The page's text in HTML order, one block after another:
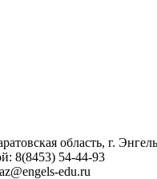
область, г.
8(8453) 54-44-93
edu.ru